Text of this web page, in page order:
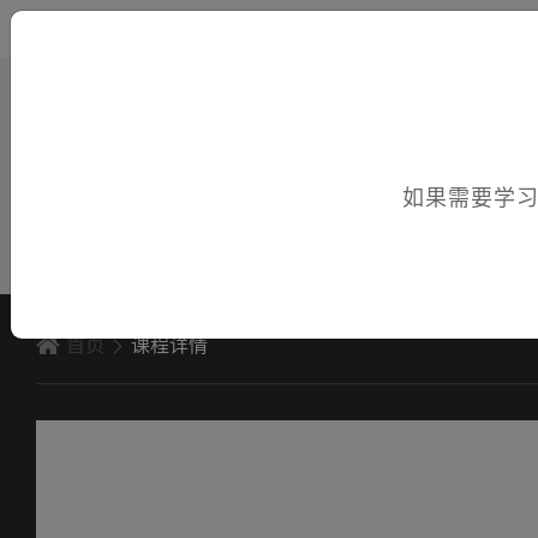
首页 课程详情
如果需要学